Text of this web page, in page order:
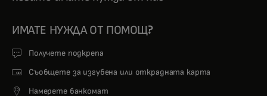
ИМАТЕ НУЖДА ОТ ПОМОЩ?
Получете подкрепа
Съобщете за изгубена или открадната карта
Намерете банкомат